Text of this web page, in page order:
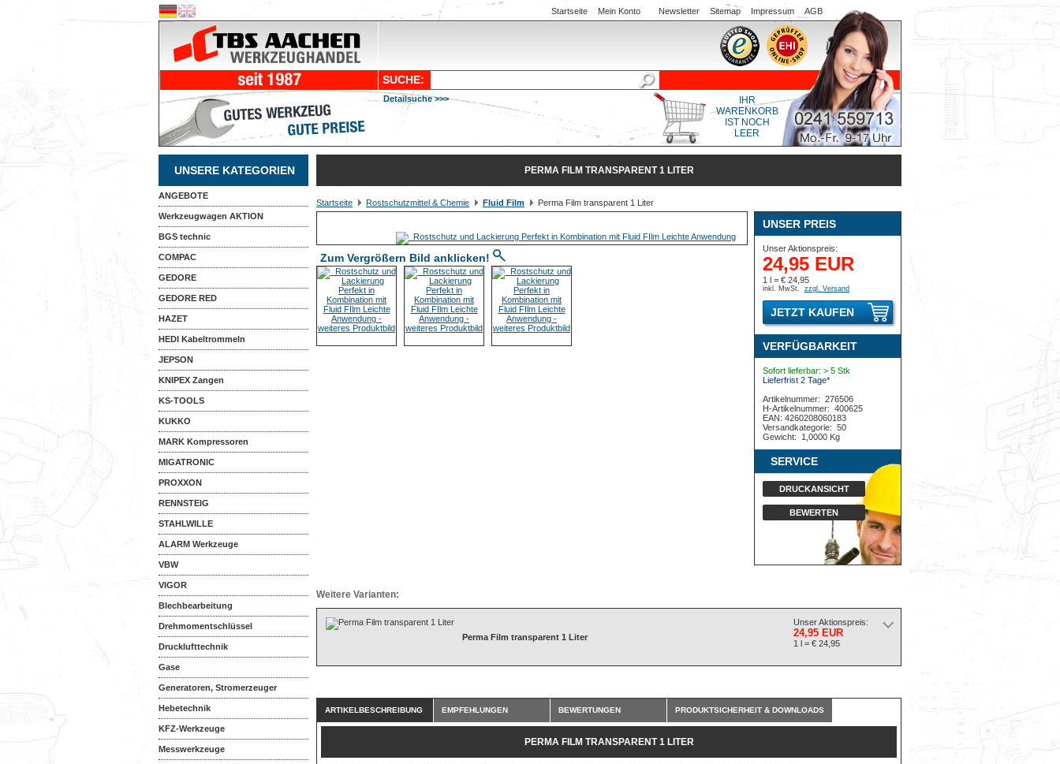
Startseite Mein Konto Newsletter Sitemap Impressum AGB
SUCHE:
Detailsuche >>>
IHR
WARENKORB
IST NOCH
LEER
UNSERE KATEGORIEN
ANGEBOTE
Werkzeugwagen AKTION
BGS technic
COMPAC
GEDORE
GEDORE RED
HAZET
HEDI Kabeltrommeln
JEPSON
KNIPEX Zangen
KS-TOOLS
KUKKO
MARK Kompressoren
MIGATRONIC
PROXXON
RENNSTEIG
STAHLWILLE
ALARM Werkzeuge
VBW
VIGOR
Blechbearbeitung
Drehmomentschlüssel
Drucklufttechnik
Gase
Generatoren, Stromerzeuger
Hebetechnik
KFZ-Werkzeuge
Messwerkzeuge
PERMA FILM TRANSPARENT 1 LITER
Startseite Rostschutzmittel & Chemie Fluid Film Perma Film transparent 1 Liter
Zum Vergrößern Bild anklicken!
UNSER PREIS
Unser Aktionspreis:
24,95 EUR
1 l = € 24,95
inkl. MwSt. zzgl. Versand
JETZT KAUFEN
VERFÜGBARKEIT
Sofort lieferbar: > 5 Stk
Lieferfrist 2 Tage*
Artikelnummer: 276506
H-Artikelnummer: 400625
EAN: 4260208060183
Versandkategorie: 50
Gewicht:
1,0000 Kg
SERVICE
DRUCKANSICHT
BEWERTEN
Weitere Varianten:
Perma Film transparent 1 Liter
Unser Aktionspreis:
24,95 EUR
1 l = € 24,95
ARTIKELBESCHREIBUNG EMPFEHLUNGEN BEWERTUNGEN PRODUKTSICHERHEIT & DOWNLOADS
PERMA FILM TRANSPARENT 1 LITER